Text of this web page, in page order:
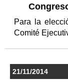
Para la
Comité
21/11/2014